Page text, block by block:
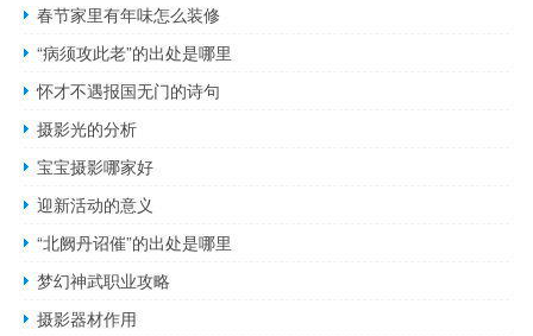
春节家里有年味怎么装修
“病须攻此老”的出处是哪里
怀才不遇报国无门的诗句
摄影光的分析
宝宝摄影哪家好
迎新活动的意义
“北阙丹诏催”的出处是哪里
梦幻神武职业攻略
摄影器材作用